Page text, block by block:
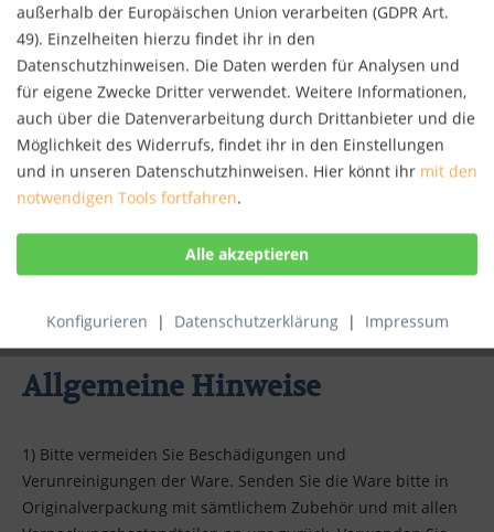
außerhalb der Europäischen Union verarbeiten (GDPR Art.
49). Einzelheiten hierzu findet ihr in den
Datenschutzhinweisen. Die Daten werden für Analysen und
für eigene Zwecke Dritter verwendet. Weitere Informationen,
auch über die Datenverarbeitung durch Drittanbieter und die
Möglichkeit des Widerrufs, findet ihr in den Einstellungen
und in unseren Datenschutzhinweisen. Hier könnt ihr mit den
notwendigen Tools fortfahren.
Konfigurieren | Datenschutzerklärung | Impressum
Ausschluss bzw. vorzeitiges
Erlöschen des Widerrufsrechts
Lieferung von Ton- oder Videoaufnahmen oder
Computersoftware in einer versiegelten Packung, wenn die
Allgemeine Hinweise
1) Bitte vermeiden Sie Beschädigungen und
Verunreinigungen der Ware. Senden Sie die Ware bitte in
Originalverpackung mit sämtlichem Zubehör und mit allen